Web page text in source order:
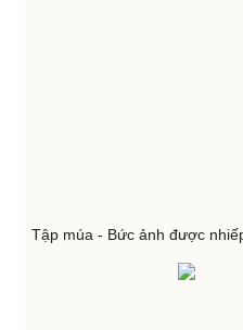
Tập múa - Bức ảnh được